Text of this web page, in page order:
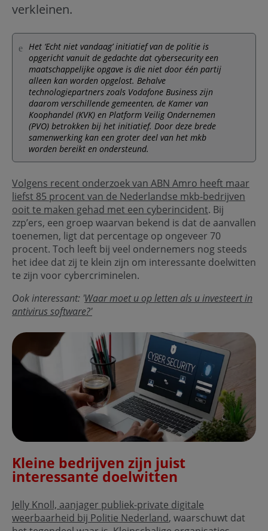
verkleinen.
Het ‘Echt niet vandaag’ initiatief van de politie is
opgericht vanuit de gedachte dat cybersecurity een
maatschappelijke opgave is die niet door één partij
alleen kan worden opgelost. Behalve
technologiepartners zoals Vodafone Business zijn
daarom verschillende gemeenten, de Kamer van
Koophandel (KVK) en Platform Veilig Ondernemen
(PVO) betrokken bij het initiatief. Door deze brede
samenwerking kan een groter deel van het mkb
worden bereikt en ondersteund.
Volgens recent onderzoek van ABN Amro heeft maar
liefst 85 procent van de Nederlandse mkb-bedrijven
ooit te maken gehad met een cyberincident. Bij
zzp’ers, een groep waarvan bekend is dat de aanvallen
toenemen, ligt dat percentage op ongeveer 70
procent. Toch leeft bij veel ondernemers nog steeds
het idee dat zij te klein zijn om interessante doelwitten
te zijn voor cybercriminelen.
Ook interessant: 'Waar moet u op letten als u investeert in
antivirus software?'
Kleine bedrijven zijn juist
interessante doelwitten
Jelly Knoll, aanjager publiek-private digitale
weerbaarheid bij Politie Nederland, waarschuwt dat